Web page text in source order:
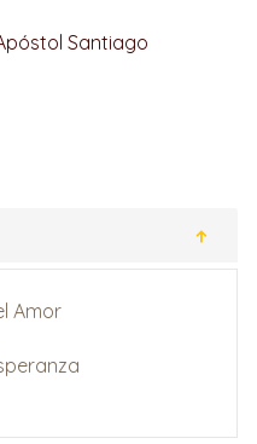
Santiago
Amor